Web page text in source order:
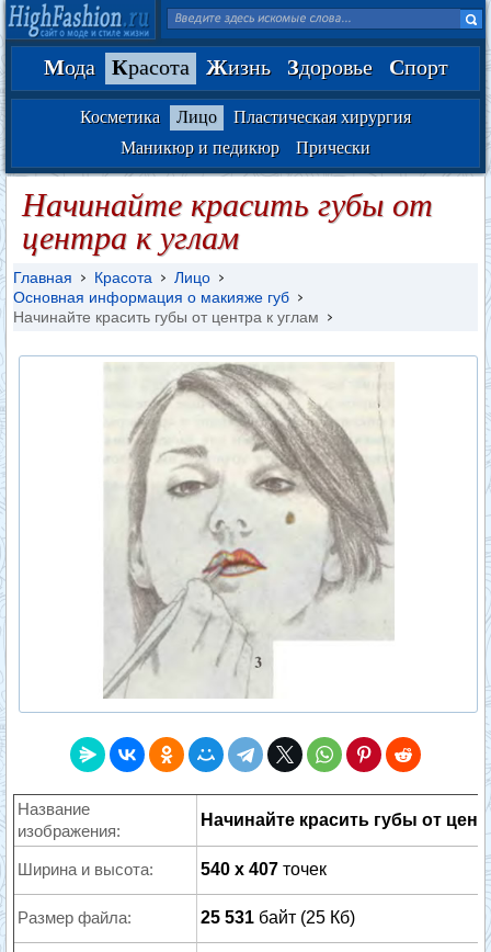
Мода Красота Жизнь Здоровье Спорт
Косметика Лицо
Пластическая хирургия
Маникюр и педикюр
Прически
Начинайте красить губы от
центра к углам
Главная Красота
Лицо
Основная информация о макияже губ
Начинайте красить губы от центра к углам
Название
изображения:
Начинайте красить губы от
Ширина и высота: 540 x 407 точек
Размер файла: 25 531 байт (25 Кб)